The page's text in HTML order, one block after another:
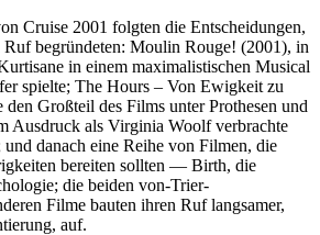
Cruise 2001 folgten die Entscheidungen,
Ruf begründeten: Moulin Rouge! (2001), in
in einem maximalistischen Musical
spielte; The Hours – Von Ewigkeit zu
Großteil des Films unter Prothesen und
Ausdruck als Virginia Woolf verbrachte
danach eine Reihe von Filmen, die
bereiten sollten — Birth, die
die beiden von-Trier-
Filme bauten ihren Ruf langsamer,
auf.